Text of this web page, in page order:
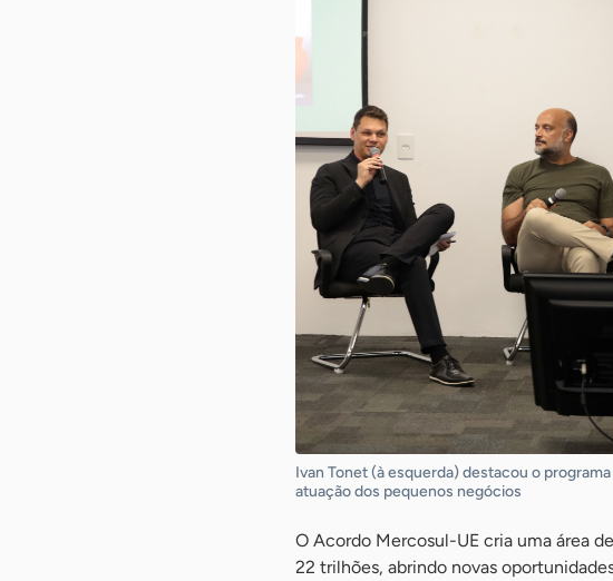
Ivan Tonet (à esquerda) destacou o
atuação dos pequenos negócios
O Acordo Mercosul-UE cria uma área
22 trilhões, abrindo novas